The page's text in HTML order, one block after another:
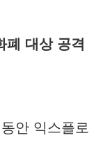
폐 대상 공격
안 익스플로